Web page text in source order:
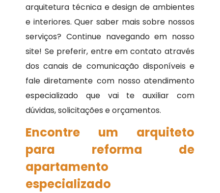
arquitetura técnica e design de ambientes
e interiores. Quer saber mais sobre nossos
serviços? Continue navegando em nosso
site! Se preferir, entre em contato através
dos canais de comunicação disponíveis e
fale diretamente com nosso atendimento
especializado que vai te auxiliar com
dúvidas, solicitações e orçamentos.
Encontre um arquiteto
para reforma de
apartamento
especializado